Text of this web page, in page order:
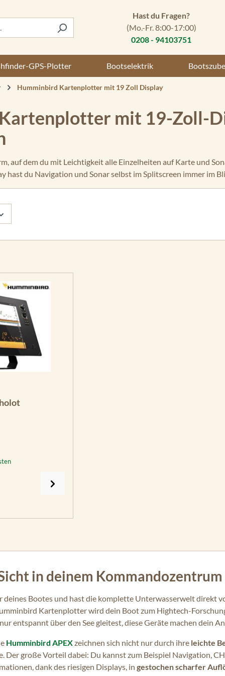
Hast du Fragen?
(Mo.-Fr. 8:00-17:00)
0208 - 94103751
GPS-Plotter Bootselektrik
Humminbird Kartenplotter mit 19 Zoll Display
mit 19-Zoll-
auf dem du mit Leichtigkeit alle Einzelheiten auf Karte und
du Navigation und Sonar selbst im Splitscreen immer im
in deinem Kommandozentrum
deines Bootes und hast die komplette Unterwasserwelt direkt
Kartenplotter wird dein Boot zum Hightech-
entspannt über den See gleitest, diese Geräte machen dein
Humminbird APEXzeichnen sich nicht nur durch ihre leichte
Der große Vorteil dabei: Du kannst zum Beispiel Navigation,
dank des riesigen Displays, in gestochen scharfer